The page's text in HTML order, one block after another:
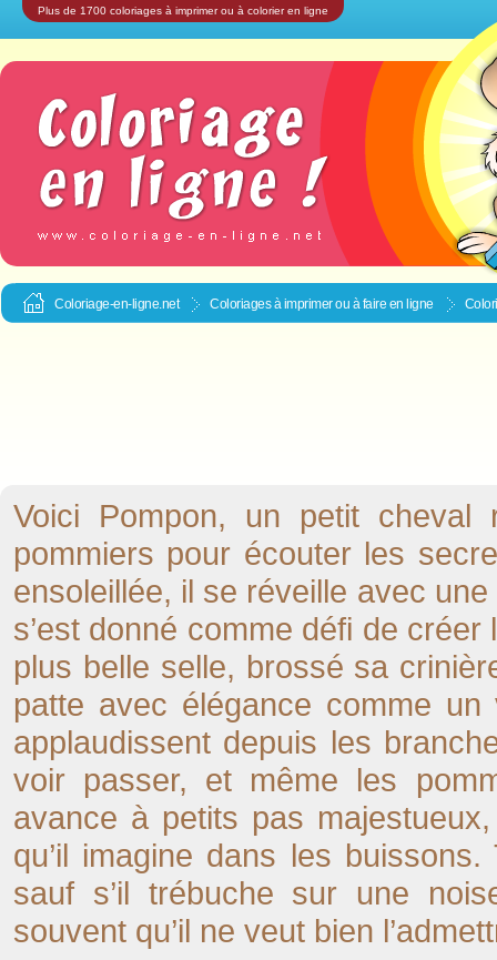
Plus de 1700 coloriages à imprimer ou à colorier en ligne
Coloriage-en-ligne.net Coloriages à imprimer ou à faire en ligne
Voici Pompon, un petit
pommiers pour écouter les
ensoleillée, il se réveille avec
s’est donné comme défi de
plus belle selle, brossé sa
patte avec élégance comme
applaudissent depuis les
voir passer, et même les
avance à petits pas
qu’il imagine dans les
sauf s’il trébuche sur une
souvent qu’il ne veut bien